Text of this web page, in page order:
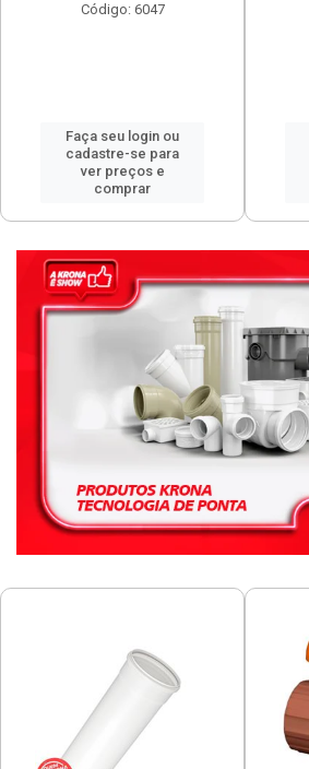
Código: 6047
Faça seu login ou
cadastre-se para
ver preços e
comprar